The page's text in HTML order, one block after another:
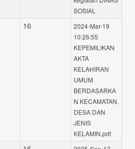
SOSIAL
16
2024-Mar-19
10:26:55
KEPEMILIKAN
AKTA
KELAHIRAN
UMUM
BERDASARKA
N KECAMATAN,
DESA DAN
JENIS
KELAMIN.pdf